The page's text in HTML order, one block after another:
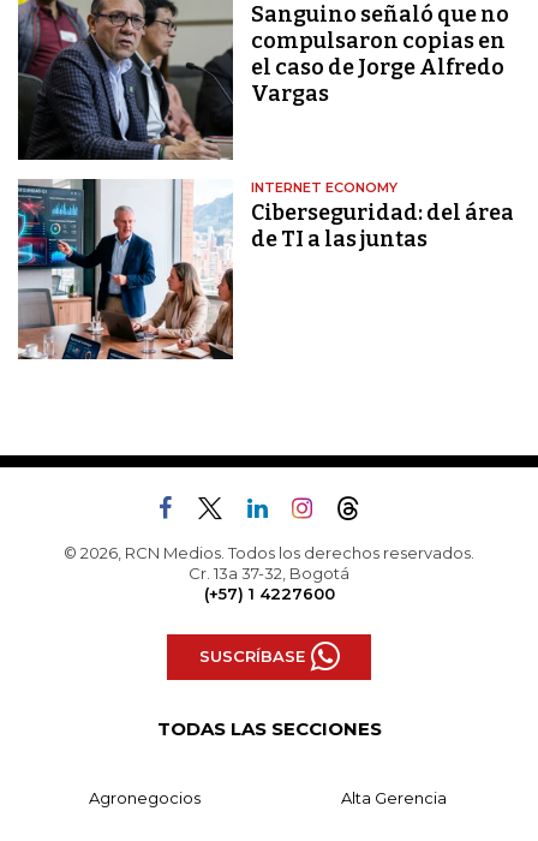
Sanguino señaló que no
compulsaron copias en
el caso de Jorge Alfredo
Vargas
INTERNET ECONOMY
Ciberseguridad: del área
de TI a las juntas
© 2026, RCN Medios. Todos los derechos reservados.
Cr. 13a 37-32, Bogotá
(+57) 1 4227600
SUSCRÍBASE
TODAS LAS SECCIONES
Agronegocios Alta Gerencia